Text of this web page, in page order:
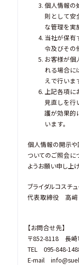
個人情報の
則として安
な管理を実
当社が保有
令及びその
お客様が個
れる場合に
えで行いま
上記各項に
見直しを行
護が効果的
います。
個人情報の開示
ついてのご照会に
ようお願い申し上げ
ブライダルコスチ
代表取締役 高﨑
【お問合せ先】
〒852-8118 長崎
TEL 095-848-
E-mail